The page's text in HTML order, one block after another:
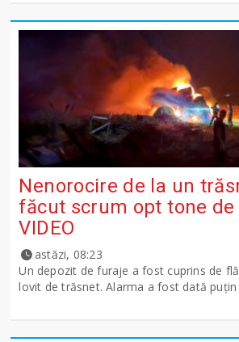
Nenorocire de la un
făcut scrum opt tone
VIDEO
astăzi, 08:23
Un depozit de furaje a fost cuprins de
lovit de trăsnet. Alarma a fost dată puțin